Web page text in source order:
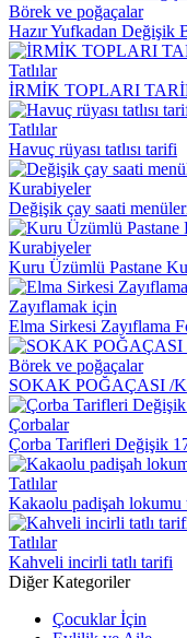
Börek ve poğaçalar
Hazır Yufkadan Değişik
Tatlılar
İRMİK TOPLARI
Tatlılar
Havuç rüyası tatlısı tarifi
Kurabiyeler
Değişik çay saati
Kurabiyeler
Kuru Üzümlü Pastane
Zayıflamak için
Elma Sirkesi Zayıflama
Börek ve poğaçalar
SOKAK POĞAÇASI /
Çorbalar
Çorba Tarifleri Değişik
Tatlılar
Kakaolu padişah lokumu
Tatlılar
Kahveli incirli tatlı tarifi
Diğer Kategoriler
Çocuklar İçin